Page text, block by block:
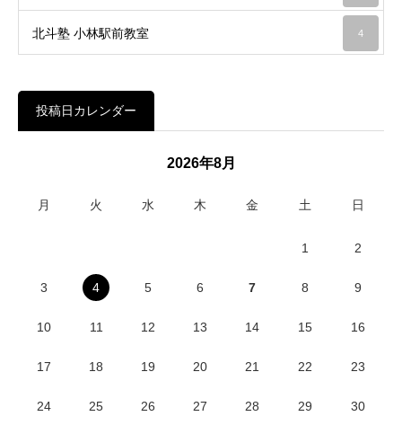
北斗塾 小林駅前教室 4
投稿日カレンダー
2026年8月
月 火 水 木 金 土 日
1 2
3 4 5 6 7 8 9
10 11 12 13 14 15 16
17 18 19 20 21 22 23
24 25 26 27 28 29 30